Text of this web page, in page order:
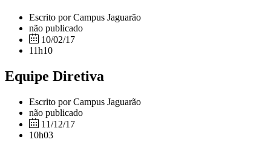
Escrito por Campus Jaguarão
não publicado
10/02/17
11h10
Equipe Diretiva
Escrito por Campus Jaguarão
não publicado
11/12/17
10h03